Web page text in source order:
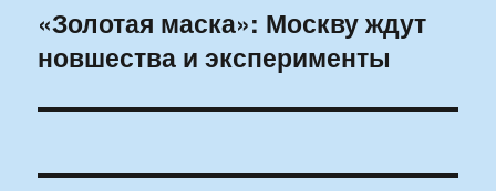
Следующая
запись:
«Золотая маска»: Москву ждут
новшества и эксперименты